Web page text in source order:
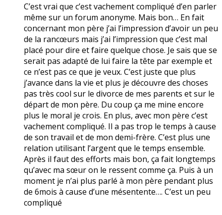
C’est vrai que c’est vachement compliqué d’en parler
même sur un forum anonyme. Mais bon… En fait
concernant mon père j’ai l’impression d’avoir un peu
de la rancœurs mais j’ai l’impression que c’est mal
placé pour dire et faire quelque chose. Je sais que se
serait pas adapté de lui faire la tête par exemple et
ce n’est pas ce que je veux. C’est juste que plus
j’avance dans la vie et plus je découvre des choses
pas très cool sur le divorce de mes parents et sur le
départ de mon père. Du coup ça me mine encore
plus le moral je crois. En plus, avec mon père c’est
vachement compliqué. Il a pas trop le temps à cause
de son travail et de mon demi-frère. C’est plus une
relation utilisant l’argent que le temps ensemble.
Après il faut des efforts mais bon, ça fait longtemps
qu’avec ma sœur on le ressent comme ça. Puis à un
moment je n’ai plus parlé à mon père pendant plus
de 6mois à cause d’une mésentente…. C’est un peu
compliqué